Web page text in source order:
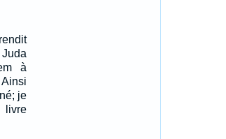
à
je
livre